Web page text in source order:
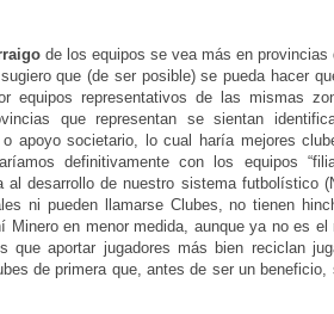
de los equipos se vea más en provincias
que (de ser posible) se pueda hacer
equipos representativos de las mismas
que representan se sientan
apoyo societario, lo cual haría mejores
definitivamente con los equipos
al desarrollo de nuestro sistema futbolístico
ni pueden llamarse Clubes, no tienen
Minero en menor medida, aunque ya no es el
aportar jugadores más bien reciclan
de primera que, antes de ser un beneficio,